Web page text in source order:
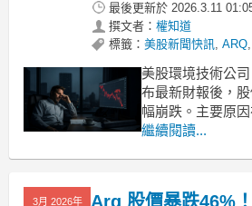
最後更新於 2026.3.11
撰文者： 權知道
標籤： 美股新聞快訊, ARQ,
美股環境技術公
布最新財報後，
幅崩跌。主要原
度虧損幅度嚴重，
與財務指引來提
繼續閱讀...
3月 2026年
Arq 股價暴跌46%